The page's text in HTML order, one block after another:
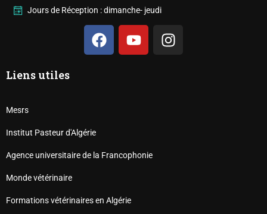
Jours de Réception : dimanche- jeudi
Liens utiles
Mesrs
Institut Pasteur d'Algérie
Agence universitaire de la Francophonie
Monde vétérinaire
Formations vétérinaires en Algérie